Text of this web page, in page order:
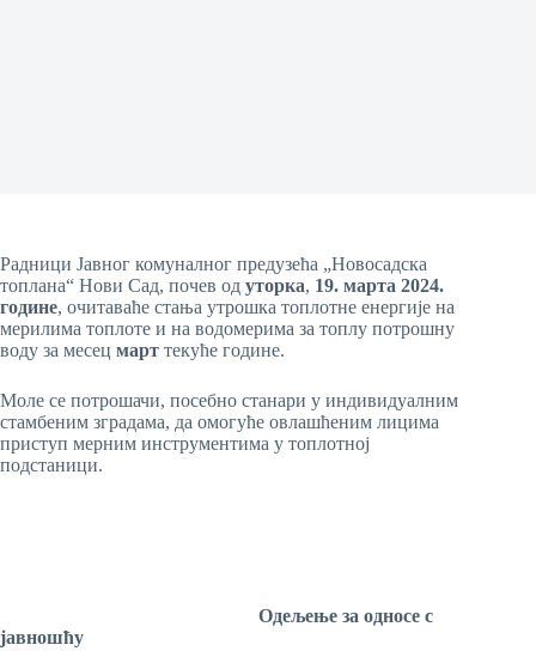
Радници Јавног комуналног предузећа „Новосадска
топлана“ Нови Сад, почев од уторка, 19. марта 2024.
године, очитаваће стања утрошка топлотне енергије на
мерилима топлоте и на водомерима за топлу потрошну
воду за месец март текуће године.
Моле се потрошачи, посебно станари у индивидуалним
стамбеним зградама, да омогуће овлашћеним лицима
приступ мерним инструментима у топлотној
подстаници.
Одељење за односе с
јавношћу